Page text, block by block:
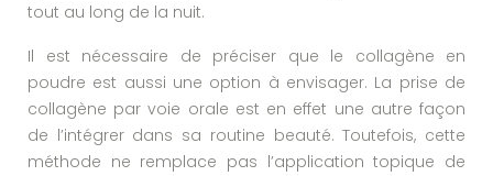
tout au long de la nuit.
Il est nécessaire de préciser que le collagène en
poudre est aussi une option à envisager. La prise de
collagène par voie orale est en effet une autre façon
de l’intégrer dans sa routine beauté. Toutefois, cette
méthode ne remplace pas l’application topique de